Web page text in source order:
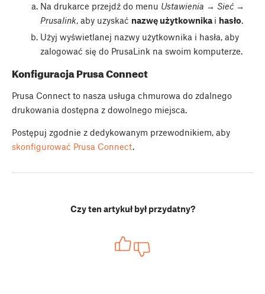
Na drukarce przejdź do menu Ustawienia → Sieć →
Prusalink, aby uzyskać nazwę użytkownika i hasło.
Użyj wyświetlanej nazwy użytkownika i hasła, aby
zalogować się do PrusaLink na swoim komputerze.
Konfiguracja Prusa Connect
Prusa Connect to nasza usługa chmurowa do zdalnego
drukowania dostępna z dowolnego miejsca.
Postępuj zgodnie z dedykowanym przewodnikiem, aby
skonfigurować Prusa Connect.
Czy ten artykuł był przydatny?